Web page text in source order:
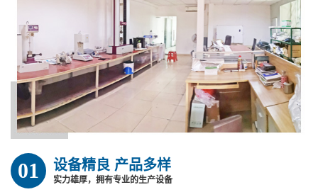
01 设备精良 产品多样
实力雄厚，拥有专业的生产设备